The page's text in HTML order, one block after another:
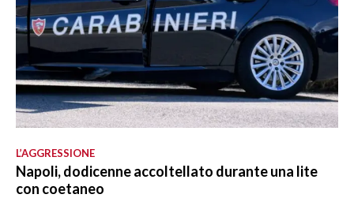
L’AGGRESSIONE
Napoli, dodicenne accoltellato durante una lite
con coetaneo